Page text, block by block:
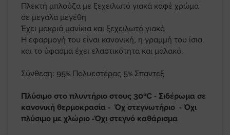
Πλεκτή μπλούζα με ξεχειλωτό γιακά καφέ χρώμα
σε μεγάλα μεγέθη
Έχει μακριά μανίκια και ξεχειλωτό γιακά
Η εφαρμογή του είναι κανονική, η γραμμή του ίσια
και το ύφασμα έχει ελαστικότητα και μαλακό.
Σύνθεση: 95% Πολυεστέρας 5% Σπαντεξ
Πλύσιμο στο πλυντήριο στους 30ºC - Σιδέρωμα σε
κανονική θερμοκρασία - Όχ στεγνωτήριο - Όχι
πλύσιμο με χλώριο -Όχι στεγνό καθάρισμα